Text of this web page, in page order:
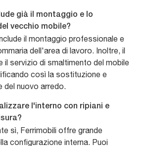
già il montaggio e lo
vecchio mobile?
il montaggio professionale e
dell'area di lavoro. Inoltre, il
il servizio di smaltimento del mobile
così la sostituzione e
del nuovo arredo.
l'interno con ripiani e
sì, Ferrimobili offre grande
configurazione interna. Puoi